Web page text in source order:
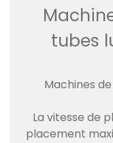
tubes
Machines
La vitesse de
placement